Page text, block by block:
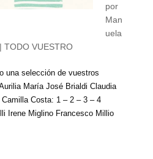
por
Man
uela
| TODO VUESTRO
una selección de vuestros
María José Brialdi Claudia
Costa: 1 – 2 – 3 – 4
Irene Miglino Francesco Millio